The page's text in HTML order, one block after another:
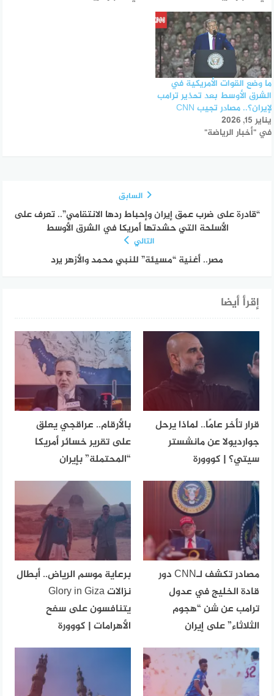
ما وضع القوات الأمريكية في
الشرق الأوسط بعد تحذير ترامب
لإيران؟.. مصادر تجيب CNN
يناير 15, 2026
في "أخبار الرياضة"
السابق
“قادرة على ضرب عمق إيران وإحباط ردها الانتقامي”.. تعرف على
الأسلحة التي حشدتها أمريكا في الشرق الأوسط
التالي
مصر.. أغنية “مسيئة” للنبي محمد والأزهر يرد
إقرأ أيضا
قرار تأخر عامًا.. لماذا يرحل
جوارديولا عن مانشستر
سيتي؟ | كووورة
بالأرقام.. عراقجي يعلق
على تقرير خسائر أمريكا
“المحتملة” بإيران
مصادر تكشف لـCNN دور
قادة الخليج في عدول
ترامب عن شن “هجوم
الثلاثاء” على إيران
برعاية موسم الرياض.. أبطال
نزالات Glory in Giza
يتنافسون على سفح
الأهرامات | كووورة